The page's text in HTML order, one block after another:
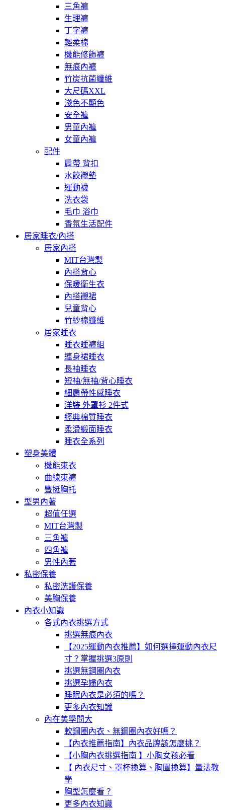
三角褲
生理褲
丁字褲
輕柔棉
機能修飾褲
無痕內褲
竹炭抗菌纖維
大尺碼XXL
淺色不顯色
安全褲
男童內褲
女童內褲
配件
肩帶 背扣
水餃襯墊
運動襪
洗衣袋
毛巾 浴巾
香氛生活配件
居家睡衣/內搭
居家內搭
MIT台灣製
內搭背心
保暖衛生衣
內搭襯裙
兒童背心
竹紗棉纖維
居家睡衣
睡衣睡褲組
連身裙睡衣
長袖睡衣
短袖/無袖/背心睡衣
細肩帶性感睡衣
洋裝 外罩衫 2件式
經典棉質睡衣
柔滑緞面睡衣
睡衣全系列
塑身美體
機能束衣
曲線束褲
豐挺胸托
型男內著
超值任選
MIT台灣製
三角褲
四角褲
男性內著
私密保養
私密洗護保養
美胸保養
內衣小知識
各式內衣挑選方式
挑選無痕內衣
【2025運動內衣推薦】如何選擇運動內衣尺
寸？掌握挑選3原則
挑選無鋼圈內衣
挑選孕婦內衣
睡眠內衣是必須的嗎？
更多內衣知識
內在美學問大
軟鋼圈內衣、無鋼圈內衣好嗎？
【內衣推薦指南】內衣品牌該怎麼挑？
【小胸內衣挑選指南 】小胸女孩必看
【 內衣尺寸、罩杯換算、胸圍換算】量法教
學
胸型怎麼看？
更多內衣知識